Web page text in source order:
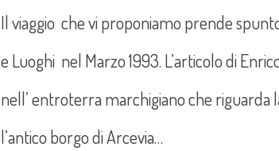
Il viaggio che vi proponiamo prende
e Luoghi nel Marzo 1993. L’articolo di
nell’ entroterra marchigiano che riguarda
l’antico borgo di Arcevia…